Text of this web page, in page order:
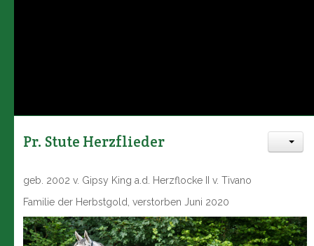
Pr. Stute Herzflieder
geb. 2002 v. Gipsy King a.d. Herzflocke II v. Tivano
Familie der Herbstgold, verstorben Juni 2020